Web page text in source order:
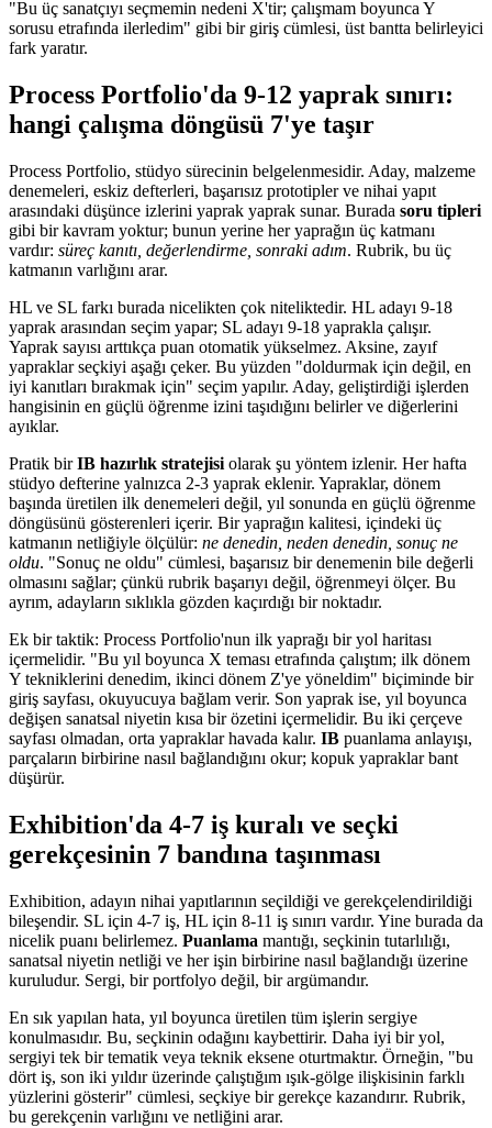
"Bu üç sanatçıyı seçmemin nedeni X'tir; çalışmam boyunca Y
sorusu etrafında ilerledim" gibi bir giriş cümlesi, üst bantta belirleyici
fark yaratır.
Process Portfolio'da 9-12 yaprak sınırı:
hangi çalışma döngüsü 7'ye taşır
Process Portfolio, stüdyo sürecinin belgelenmesidir. Aday, malzeme
denemeleri, eskiz defterleri, başarısız prototipler ve nihai yapıt
arasındaki düşünce izlerini yaprak yaprak sunar. Burada soru tipleri
gibi bir kavram yoktur; bunun yerine her yaprağın üç katmanı
vardır: süreç kanıtı, değerlendirme, sonraki adım. Rubrik, bu üç
katmanın varlığını arar.
HL ve SL farkı burada nicelikten çok niteliktedir. HL adayı 9-18
yaprak arasından seçim yapar; SL adayı 9-18 yaprakla çalışır.
Yaprak sayısı arttıkça puan otomatik yükselmez. Aksine, zayıf
yapraklar seçkiyi aşağı çeker. Bu yüzden "doldurmak için değil, en
iyi kanıtları bırakmak için" seçim yapılır. Aday, geliştirdiği işlerden
hangisinin en güçlü öğrenme izini taşıdığını belirler ve diğerlerini
ayıklar.
Pratik birIB hazırlık stratejisi olarak şu yöntem izlenir. Her hafta
stüdyo defterine yalnızca 2-3 yaprak eklenir. Yapraklar, dönem
başında üretilen ilk denemeleri değil, yıl sonunda en güçlü öğrenme
döngüsünü gösterenleri içerir. Bir yaprağın kalitesi, içindeki üç
katmanın netliğiyle ölçülür: ne denedin, neden denedin, sonuç ne
oldu. "Sonuç ne oldu" cümlesi, başarısız bir denemenin bile değerli
olmasını sağlar; çünkü rubrik başarıyı değil, öğrenmeyi ölçer. Bu
ayrım, adayların sıklıkla gözden kaçırdığı bir noktadır.
Ek bir taktik: Process Portfolio'nun ilk yaprağı bir yol haritası
içermelidir. "Bu yıl boyunca X teması etrafında çalıştım; ilk dönem
Y tekniklerini denedim, ikinci dönem Z'ye yöneldim" biçiminde bir
giriş sayfası, okuyucuya bağlam verir. Son yaprak ise, yıl boyunca
değişen sanatsal niyetin kısa bir özetini içermelidir. Bu iki çerçeve
sayfası olmadan, orta yapraklar havada kalır. IB puanlama anlayışı,
parçaların birbirine nasıl bağlandığını okur; kopuk yapraklar bant
düşürür.
Exhibition'da 4-7 iş kuralı ve seçki
gerekçesinin 7 bandına taşınması
Exhibition, adayın nihai yapıtlarının seçildiği ve gerekçelendirildiği
bileşendir. SL için 4-7 iş, HL için 8-11 iş sınırı vardır. Yine burada da
nicelik puanı belirlemez. Puanlama mantığı, seçkinin tutarlılığı,
sanatsal niyetin netliği ve her işin birbirine nasıl bağlandığı üzerine
kuruludur. Sergi, bir portfolyo değil, bir argümandır.
En sık yapılan hata, yıl boyunca üretilen tüm işlerin sergiye
konulmasıdır. Bu, seçkinin odağını kaybettirir. Daha iyi bir yol,
sergiyi tek bir tematik veya teknik eksene oturtmaktır. Örneğin, "bu
dört iş, son iki yıldır üzerinde çalıştığım ışık-gölge ilişkisinin farklı
yüzlerini gösterir" cümlesi, seçkiye bir gerekçe kazandırır. Rubrik,
bu gerekçenin varlığını ve netliğini arar.